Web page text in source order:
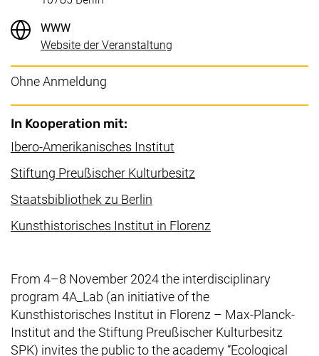
WWW
Website der Veranstaltung
Ohne Anmeldung
In Kooperation mit:
Ibero-Amerikanisches Institut
Stiftung Preußischer Kulturbesitz
Staatsbibliothek zu Berlin
Kunsthistorisches Institut in Florenz
From 4–8 November 2024 the interdisciplinary
program 4A_Lab (an initiative of the
Kunsthistorisches Institut in Florenz – Max-Planck-
Institut and the Stiftung Preußischer Kulturbesitz
SPK) invites the public to the academy “Ecological